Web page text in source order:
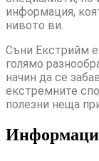
информация,
нивото ви.
Съни Екстрийм е
голямо
начин да се
екстремните
полезни неща